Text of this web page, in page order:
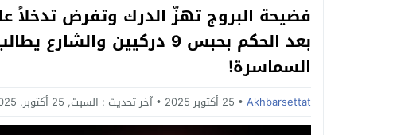
فضيحة البروج تهزّ الدرك وتفرض تدخلاً
بعد الحكم بحبس 9 دركيين
السماسرة!
Akhbarsettat 25 أكتوبر 2025 آخر تحديث : السبت, 25 أكتوبر, 2025 - 4:36 مساءً